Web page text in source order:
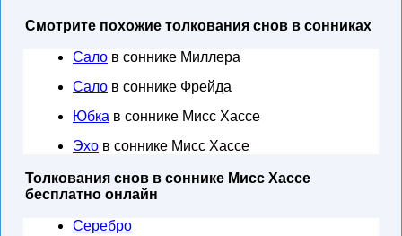
Смотрите похожие толкования снов в сонниках
Сало в соннике Миллера
Сало в соннике Фрейда
Юбка в соннике Мисс Хассе
Эхо в соннике Мисс Хассе
Толкования снов в соннике Мисс Хассе
бесплатно онлайн
Серебро